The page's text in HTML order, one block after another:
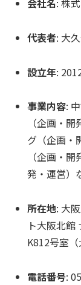
会社名: 株
代表者: 大
設立年:
事業内容:
（企画・
グ（企画・
（企画・
発・運営）
所在地: 大
ト大阪北
K812号室（
電話番号: